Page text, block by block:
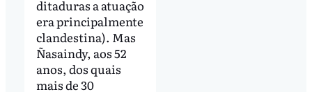
ditaduras a atuação
era principalmente
clandestina). Mas
Ñasaindy, aos 52
anos, dos quais
mais de 30